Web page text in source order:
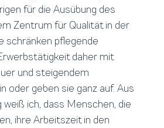
für die Ausübung des
Zentrum für Qualität in der
schränken pflegende
daher mit
und steigendem
oder geben sie ganz auf. Aus
ich, dass Menschen, die
ihre Arbeitszeit in den